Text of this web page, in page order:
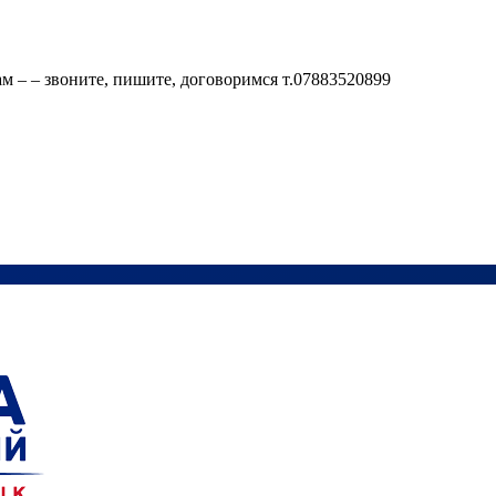
– звоните, пишите, договоримся т.07883520899